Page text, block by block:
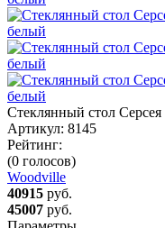
Стеклянный стол
Артикул: 8145
Рейтинг:
(0 голосов)
Woodville
40915 руб.
45007 руб.